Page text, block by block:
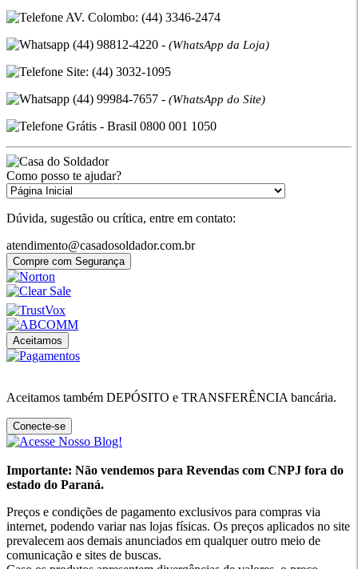
AV. Colombo: (44) 3346-2474
(44) 98812-4220 - (WhatsApp da Loja)
Site: (44) 3032-1095
(44) 99984-7657 - (WhatsApp do Site)
Grátis - Brasil 0800 001 1050
Como posso te ajudar?
Dúvida, sugestão ou crítica, entre em contato:
atendimento@casadosoldador.com.br
Compre com Segurança
Aceitamos
Aceitamos também DEPÓSITO e TRANSFERÊNCIA bancária.
Conecte-se
Importante: Não vendemos para Revendas com CNPJ fora do
estado do Paraná.
Preços e condições de pagamento exclusivos para compras via
internet, podendo variar nas lojas físicas. Os preços aplicados no site
prevalecem aos demais anunciados em qualquer outro meio de
comunicação e sites de buscas.